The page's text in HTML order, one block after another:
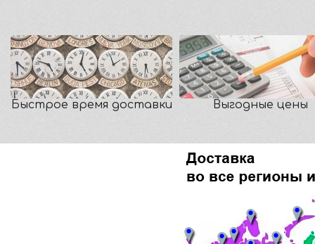
Быстрое время доставки Выгодные цены